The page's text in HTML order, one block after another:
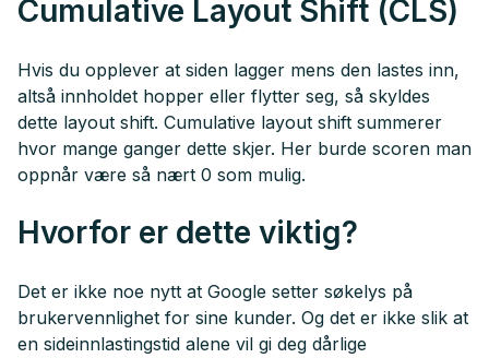
Cumulative Layout Shift (CLS)
Hvis du opplever at siden lagger mens den lastes inn,
altså innholdet hopper eller flytter seg, så skyldes
dette layout shift. Cumulative layout shift summerer
hvor mange ganger dette skjer. Her burde scoren man
oppnår være så nært 0 som mulig.
Hvorfor er dette viktig?
Det er ikke noe nytt at Google setter søkelys på
brukervennlighet for sine kunder. Og det er ikke slik at
en sideinnlastingstid alene vil gi deg dårlige